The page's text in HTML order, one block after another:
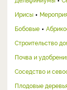
Ирисы
Бобовые
Строительство
Почва и
Соседство и
Плодовые